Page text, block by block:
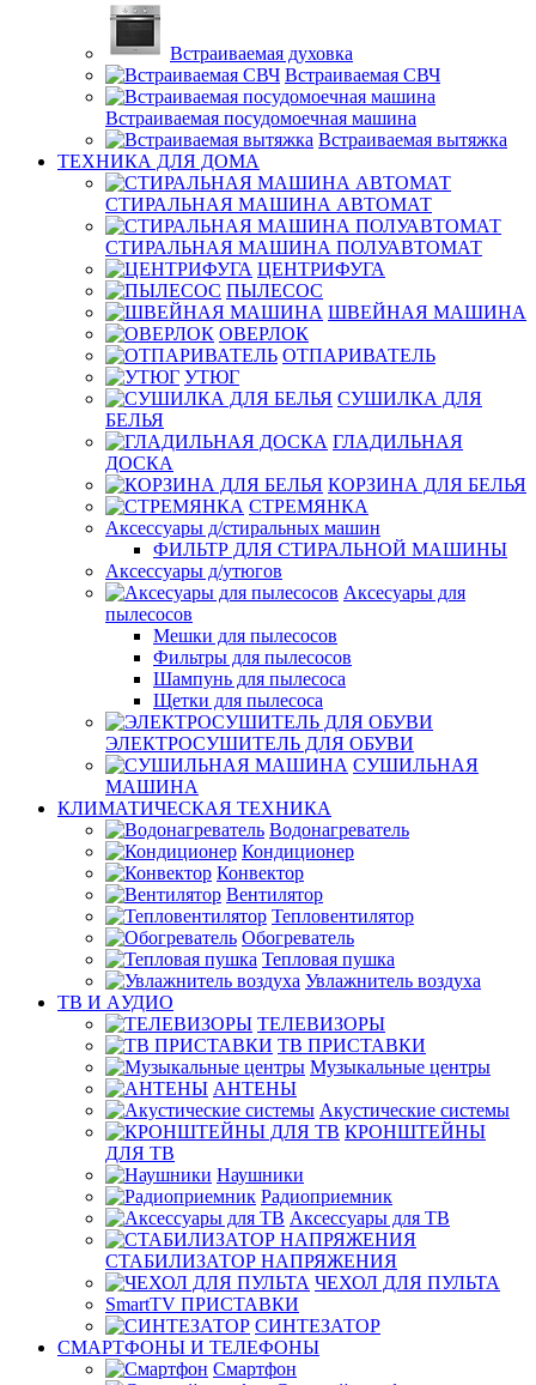
Встраиваемая духовка
Встраиваемая СВЧ
Встраиваемая посудомоечная машина
Встраиваемая вытяжка
ТЕХНИКА ДЛЯ ДОМА
СТИРАЛЬНАЯ МАШИНА АВТОМАТ
СТИРАЛЬНАЯ МАШИНА ПОЛУАВТОМАТ
ЦЕНТРИФУГА
ПЫЛЕСОС
ШВЕЙНАЯ МАШИНА
ОВЕРЛОК
ОТПАРИВАТЕЛЬ
УТЮГ
СУШИЛКА ДЛЯ
БЕЛЬЯ
ГЛАДИЛЬНАЯ
ДОСКА
КОРЗИНА ДЛЯ БЕЛЬЯ
СТРЕМЯНКА
Аксессуары д/стиральных машин
ФИЛЬТР ДЛЯ СТИРАЛЬНОЙ МАШИНЫ
Аксессуары д/утюгов
Аксесуары для
пылесосов
Мешки для пылесосов
Фильтры для пылесосов
Шампунь для пылесоса
Щетки для пылесоса
ЭЛЕКТРОСУШИТЕЛЬ ДЛЯ ОБУВИ
СУШИЛЬНАЯ
МАШИНА
КЛИМАТИЧЕСКАЯ ТЕХНИКА
Водонагреватель
Кондиционер
Конвектор
Вентилятор
Тепловентилятор
Обогреватель
Тепловая пушка
Увлажнитель воздуха
ТВ И AУДИО
ТЕЛЕВИЗОРЫ
ТВ ПРИСТАВКИ
Музыкальные центры
АНТЕНЫ
Акустические системы
КРОНШТЕЙНЫ
ДЛЯ ТВ
Наушники
Радиоприемник
Аксессуары для ТВ
СТАБИЛИЗАТОР НАПРЯЖЕНИЯ
ЧЕХОЛ ДЛЯ ПУЛЬТА
SmartTV ПРИСТАВКИ
СИНТЕЗАТОР
СМАРТФОНЫ И ТЕЛЕФОНЫ
Смартфон